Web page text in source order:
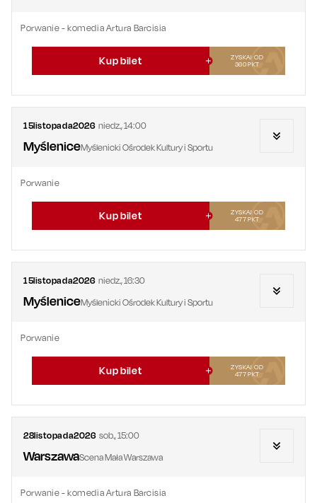
Porwanie - komedia Artura Barcisia
Kup bilet
ZYSKAJ OD
360PKT
15listopada2026 niedz.,14:00
MyśleniceMyślenicki Ośrodek Kultury i Sportu
Porwanie
Kup bilet
ZYSKAJ OD
477PKT
15listopada2026 niedz.,16:30
MyśleniceMyślenicki Ośrodek Kultury i Sportu
Porwanie
Kup bilet
ZYSKAJ OD
477PKT
28listopada2026 sob.,15:00
WarszawaScena Mała Warszawa
Porwanie - komedia Artura Barcisia